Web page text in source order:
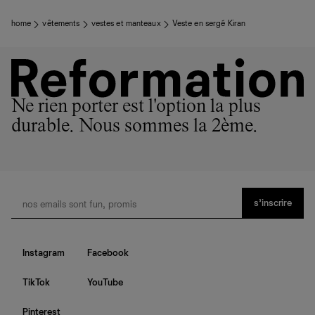
home vêtements vestes et manteaux Veste en sergé Kiran
Ne rien porter est l'option la plus
durable. Nous sommes la 2ème.
s’inscrire
Instagram Facebook
TikTok YouTube
Pinterest